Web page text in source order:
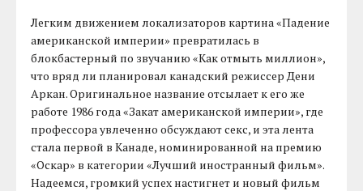
Легким движением локализаторов картина «Падение
американской империи» превратилась в
блокбастерный по звучанию «Как отмыть миллион»,
что вряд ли планировал канадский режиссер Дени
Аркан. Оригинальное название отсылает к его же
работе 1986 года «Закат американской империи», где
профессора увлеченно обсуждают секс, и эта лента
стала первой в Канаде, номинированной на премию
«Оскар» в категории «Лучший иностранный фильм».
Надеемся, громкий успех настигнет и новый фильм